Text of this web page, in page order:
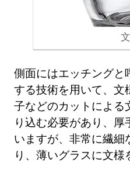
側面にはエッチングと
する技術を用いて、文
子などのカットによる
り込む必要があり、厚
いますが、非常に繊細
り、薄いグラスに文様